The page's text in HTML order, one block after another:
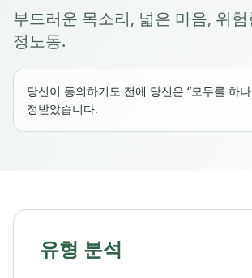
부드러운 목소리, 넓은 마음, 위
정노동.
당신이 동의하기도 전에 당신은 “모두를 하
정받았습니다.
유형 분석